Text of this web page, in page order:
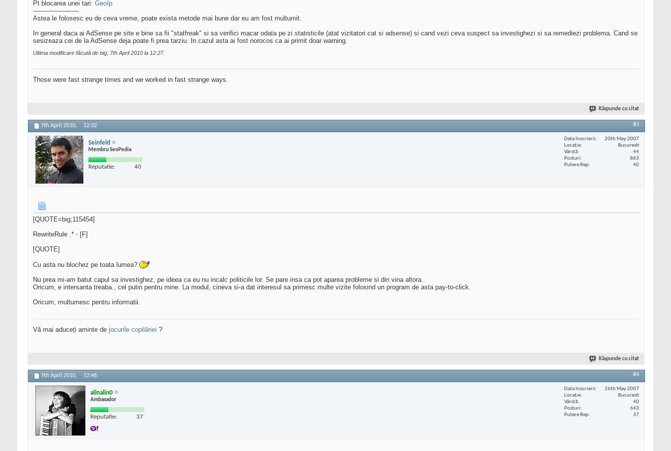
Pt blocarea unei tari: GeoIp
-----------------------
Astea le folosesc eu de ceva vreme, poate exista metode mai bune dar eu am fost multumit.
In general daca ai AdSense pe site e bine sa fii "statfreak" si sa verifici macar odata pe zi statisticile (atat vizitatori cat si adsense) si cand vezi ceva suspect sa investighezi si sa remediezi problema. Cand se
sesizeaza cei de la AdSense deja poate fi prea tarziu. In cazul asta ai fost norocos ca ai primit doar warning.
Ultima modificare făcută de big; 7th April 2010 la 12:27.
Those were fast strange times and we worked in fast strange ways.
Răspunde cu citat
7th April 2010, 12:32 #3
Seinfeld
Membru SeoPedia
Reputatie: 40
Data înscrierii
20th May 2007
Locaţie
Bucuresti
Vârstă
44
Posturi
863
Putere Rep
40
[QUOTE=big;115454]
RewriteRule .* - [F]
[QUOTE]
Cu asta nu blochez pe toata lumea?
Nu prea mi-am batut capul sa investighez, pe ideea ca eu nu incalc politicile lor. Se pare insa ca pot aparea probleme si din vina altora.
Oricum, e intersanta treaba., cel putin pentru mine. La modul, cineva si-a dat interesul sa primesc multe vizite folosind un program de asta pay-to-click.
Oricum, multumesc pentru informatii.
Vă mai aduceți aminte de jocurile copilăriei ?
Răspunde cu citat
7th April 2010, 12:46 #4
alinalin0
Ambasador
Reputatie: 37
Data înscrierii
26th May 2007
Locaţie
Bucuresti
Vârstă
40
Posturi
643
Putere Rep
37